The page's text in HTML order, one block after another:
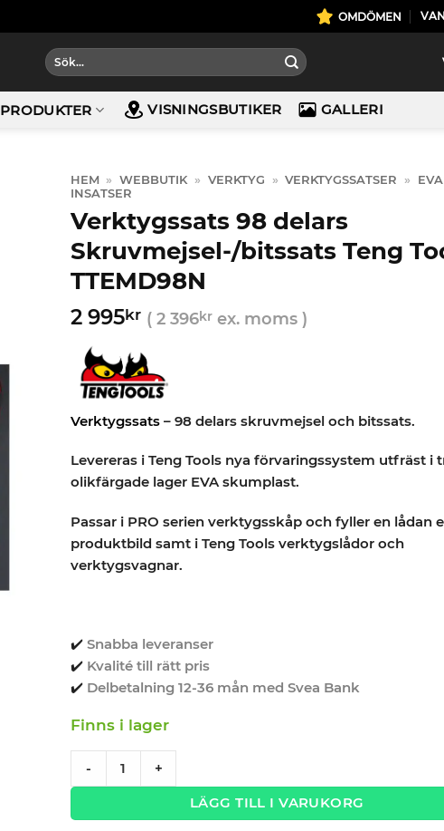
OMDÖMEN
Sök
efter:
PRODUKTER VISNINGSBUTIKER GALLERI
HEM » WEBBUTIK » VERKTYG » VERKTYGSSATSER »
INSATSER
Verktygssats 98 delars
Skruvmejsel-/bitssats Teng
TTEMD98N
2 995kr ( 2 396krex. moms )
Verktygssats– 98 delars skruvmejsel och bitssats.
Levereras i Teng Tools nya förvaringssystem utfräst i
olikfärgade lager EVA skumplast.
Passar i PRO serien verktygsskåp och fyller en lådan
produktbild samt i Teng Tools verktygslådor och
verktygsvagnar.
✔️ Snabba leveranser
✔️ Kvalité till rätt pris
✔️ Delbetalning 12-36 mån med Svea Bank
Finns i lager
- +
LÄGG TILL I VARUKORG